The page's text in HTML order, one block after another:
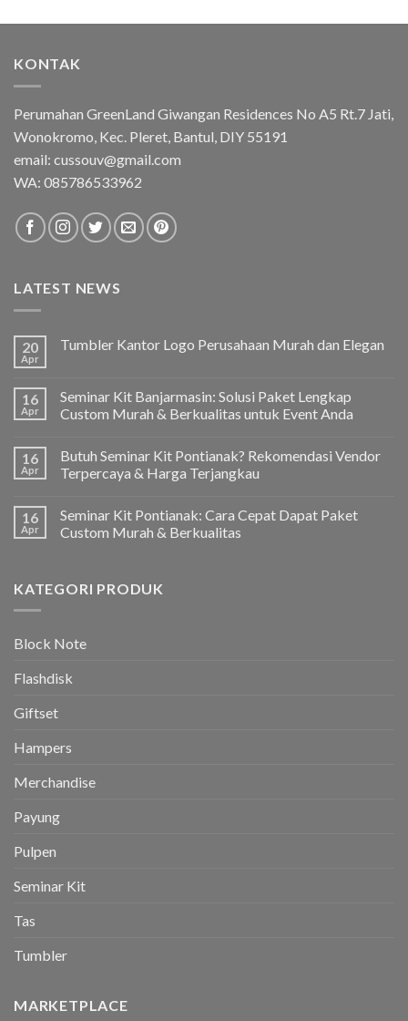
KONTAK
Perumahan GreenLand Giwangan Residences No A5 Rt.7 Jati,
Wonokromo, Kec. Pleret, Bantul, DIY 55191
email: cussouv@gmail.com
WA: 085786533962
LATEST NEWS
20
Apr
Tumbler Kantor Logo Perusahaan Murah dan Elegan
16
Apr
Seminar Kit Banjarmasin: Solusi Paket Lengkap
Custom Murah & Berkualitas untuk Event Anda
16
Apr
Butuh Seminar Kit Pontianak? Rekomendasi Vendor
Terpercaya & Harga Terjangkau
16
Apr
Seminar Kit Pontianak: Cara Cepat Dapat Paket
Custom Murah & Berkualitas
KATEGORI PRODUK
Block Note
Flashdisk
Giftset
Hampers
Merchandise
Payung
Pulpen
Seminar Kit
Tas
Tumbler
MARKETPLACE